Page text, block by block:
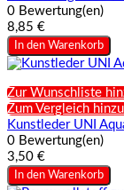
0 Bewertung(en)
8,85 €
In den Warenkorb
Zur Wunschliste
Zum Vergleich
Kunstleder UNI
0 Bewertung(en)
3,50 €
In den Warenkorb